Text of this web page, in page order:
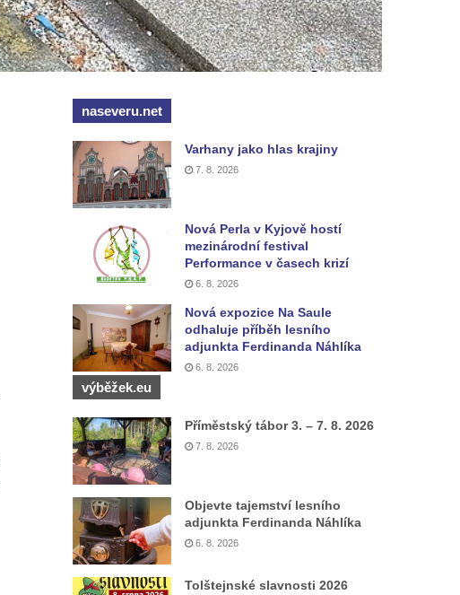
naseveru.net
Varhany jako hlas krajiny
7. 8. 2026
Nová Perla v Kyjově hostí
mezinárodní festival
Performance v časech krizí
6. 8. 2026
Nová expozice Na Saule
odhaluje příběh lesního
adjunkta Ferdinanda Náhlíka
6. 8. 2026
výběžek.eu
Příměstský tábor 3. – 7. 8. 2026
7. 8. 2026
Objevte tajemství lesního
adjunkta Ferdinanda Náhlíka
6. 8. 2026
Tolštejnské slavnosti 2026